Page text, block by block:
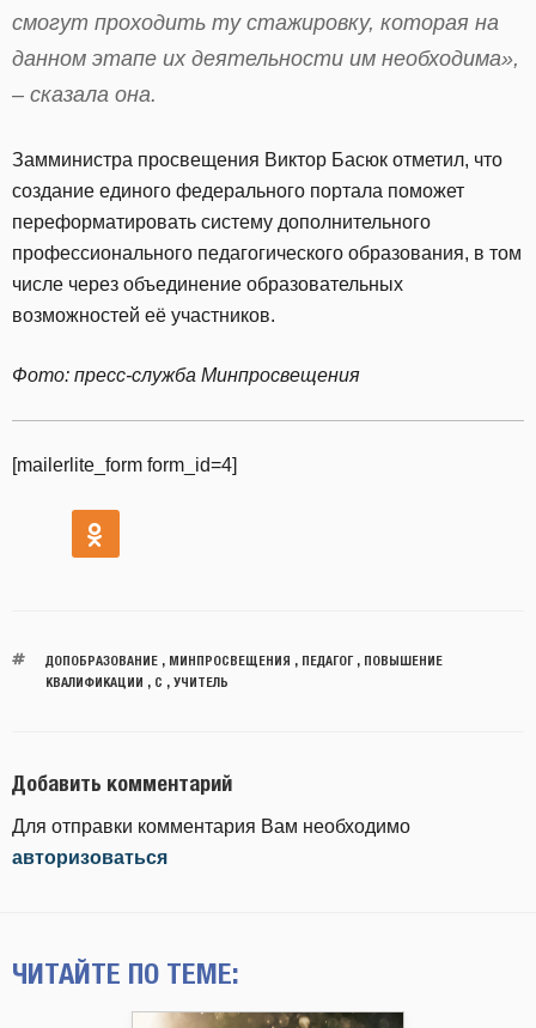
смогут проходить ту стажировку, которая на
данном этапе их деятельности им необходима»,
– сказала она.
Замминистра просвещения Виктор Басюк отметил, что
создание единого федерального портала поможет
переформатировать систему дополнительного
профессионального педагогического образования, в том
числе через объединение образовательных
возможностей её участников.
Фото: пресс-служба Минпросвещения
[mailerlite_form form_id=4]
ДОПОБРАЗОВАНИЕ, МИНПРОСВЕЩЕНИЯ , ПЕДАГОГ, ПОВЫШЕНИЕ
КВАЛИФИКАЦИИ , С , УЧИТЕЛЬ
Добавить комментарий
Для отправки комментария Вам необходимо
авторизоваться
ЧИТАЙТЕ ПО ТЕМЕ: